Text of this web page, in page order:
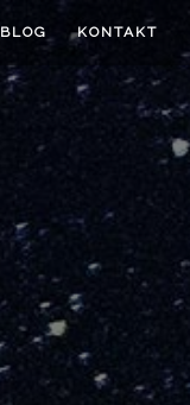
BLOG KONTAKT